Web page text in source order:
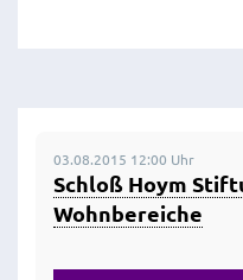
03.08.2015 12:00 Uhr
Schloß Hoym
Wohnbereiche